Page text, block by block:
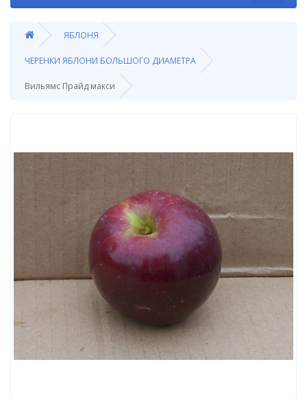
ЯБЛОНЯ
ЧЕРЕНКИ ЯБЛОНИ БОЛЬШОГО ДИАМЕТРА
Вильямс Прайд макси